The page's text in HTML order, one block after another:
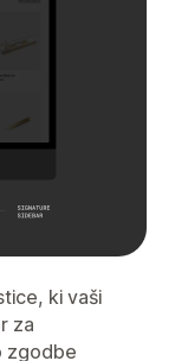
ki vaši
za
zgodbe